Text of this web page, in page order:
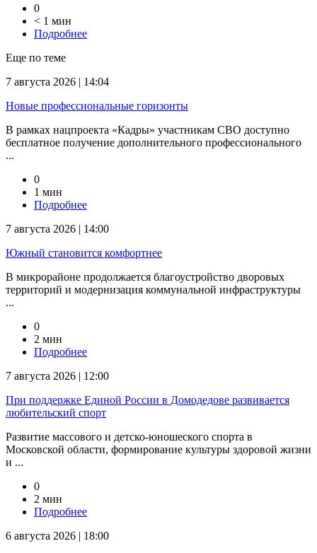
0
< 1 мин
Подробнее
Еще по теме
7 августа 2026 | 14:04
Новые профессиональные горизонты
В рамках нацпроекта «Кадры» участникам СВО доступно
бесплатное получение дополнительного профессионального
...
0
1 мин
Подробнее
7 августа 2026 | 14:00
Южный становится комфортнее
В микрорайоне продолжается благоустройство дворовых
территорий и модернизация коммунальной инфраструктуры
...
0
2 мин
Подробнее
7 августа 2026 | 12:00
При поддержке Единой России в Домодедове развивается
любительский спорт
Развитие массового и детско-юношеского спорта в
Московской области, формирование культуры здоровой жизни
и ...
0
2 мин
Подробнее
6 августа 2026 | 18:00